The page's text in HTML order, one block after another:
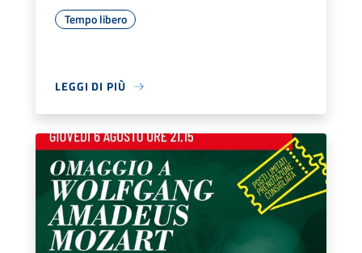
Tempo libero
LEGGI DI PIÙ